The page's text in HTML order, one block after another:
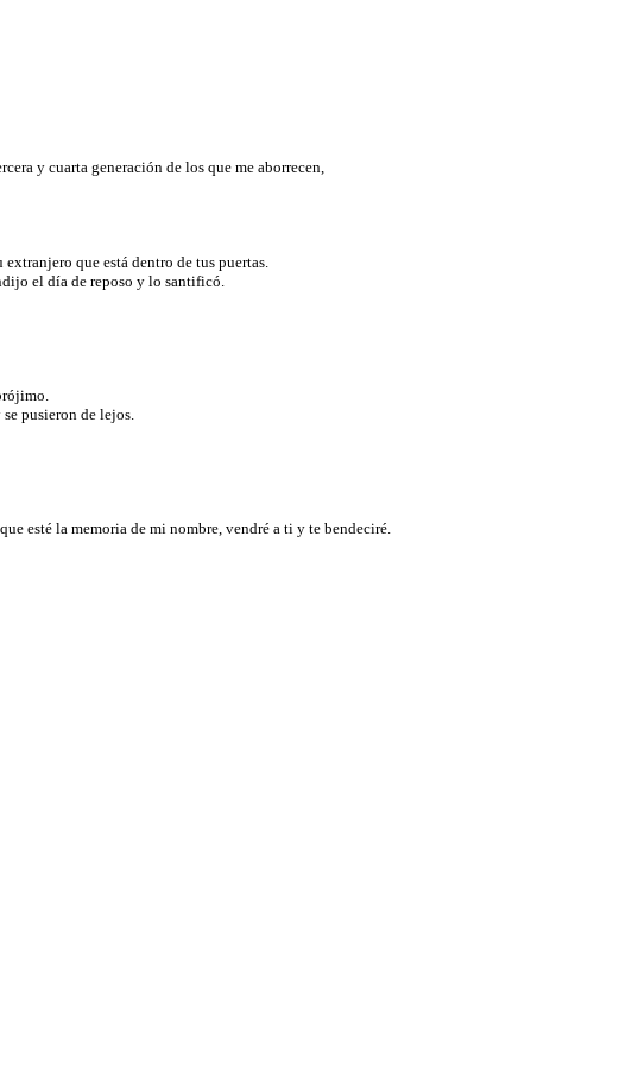
y cuarta generación de los que me aborrecen,
que está dentro de tus puertas.
el día de reposo y lo santificó.
pusieron de lejos.
esté la memoria de mi nombre, vendré a ti y te bendeciré.